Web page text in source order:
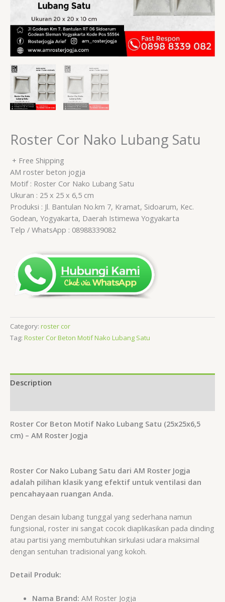
Roster Cor Nako Lubang Satu
+ Free Shipping
AM roster beton jogja
Motif : Roster Cor Nako Lubang Satu
Ukuran : 25 x 25 x 6,5 cm
Produksi : Jl. Bantulan No.km 7, Kramat, Sidoarum, Kec.
Godean, Yogyakarta, Daerah Istimewa Yogyakarta
Telp / WhatsApp : 08988339082
Category: roster cor
Tag: Roster Cor Beton Motif Nako Lubang Satu
Description
Roster Cor Beton Motif Nako Lubang Satu (25x25x6,5
cm) – AM Roster Jogja
Roster Cor Nako Lubang Satu dari AM Roster Jogja
adalah pilihan klasik yang efektif untuk ventilasi dan
pencahayaan ruangan Anda.
Dengan desain lubang tunggal yang sederhana namun
fungsional, roster ini sangat cocok diaplikasikan pada dinding
atau partisi yang membutuhkan sirkulasi udara maksimal
dengan sentuhan tradisional yang kokoh.
Detail Produk:
Nama Brand: AM Roster Jogja